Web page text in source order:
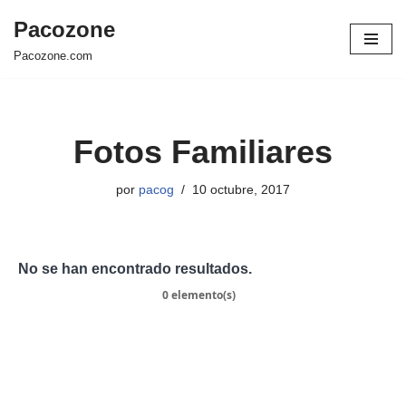
Saltar
Pacozone
Pacozone.com
Fotos Familiares
por pacog 10 octubre, 2017
No se han encontrado resultados.
0 elemento(s)